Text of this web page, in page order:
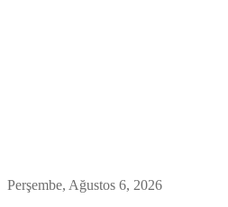
Perşembe, Ağustos 6, 2026